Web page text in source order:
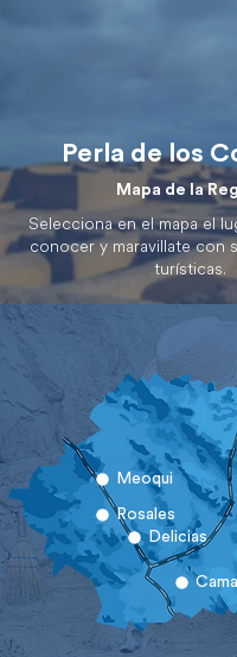
Perla de los
Mapa de la
Selecciona en el mapa el
conocer y maravillate con
turísticas.
Meoqui
Rosales
Delicias